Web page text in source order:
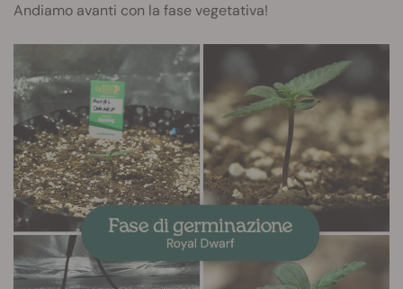
Andiamo avanti con la fase vegetativa!